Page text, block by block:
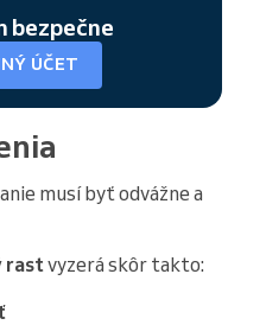
bezpečne
ÚČET
musí byť odvážne a
rastvyzerá skôr takto: